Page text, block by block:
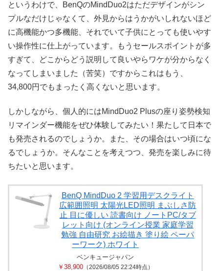
というわけで、BenQのMindDuo2はただデザインがシン
プルなだけじゃなくて、外見からはうかがいしれないほど
に高機能かつ多機能、それでいて子供にとっても使いやす
い操作性に仕上がっています。もうセールスポイントが多
すぎて、どこからどう説明して良いやらワケが分からなく
なってしまいました（苦笑）ですからこれはもう、
34,800円でもまったく高くないと思います。
しかしながら、個人的にはMindDuo2 Plusの座り姿勢検知
リマインダー機能をぜひ体験してみたい！果たして日本で
も発売されるのでしょうか。また、その場合はいつ頃にな
るでしょうか。そんなことを考えつつ、発売を楽しみに待
ちたいと思います。
BenQ MindDuo 2 学習用デスクライト
広範囲照明 太陽光LED照明 まぶしさ防
止 目に優しい 読書向け ノートPC/タブ
レット向け (オンライン授業 家庭学習
勉強 自由研究 お絵描き 塗り絵 ペーパ
ーワーク) ホワイト
ベンキュージャパン
￥38,900（2026/08/05 22:24時点）